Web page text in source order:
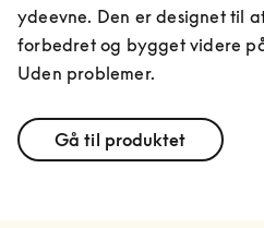
ydeevne. Den er designet til
forbedret og bygget videre
Uden problemer.
Gå til produktet